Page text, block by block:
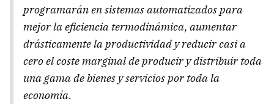
programarán en sistemas automatizados para
mejor la eficiencia termodinámica, aumentar
drásticamente la productividad y reducir casi a
cero el coste marginal de producir y distribuir toda
una gama de bienes y servicios por toda la
economía.